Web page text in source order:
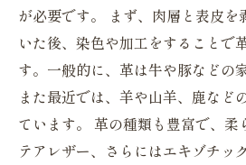
が必要です。 まず、肉層と表皮
いた後、染色や加工をすることで
す。一般的に、革は牛や豚などの
また最近では、羊や山羊、鹿など
ています。 革の種類も豊富で、柔
テアレザー、さらにはエキゾチッ